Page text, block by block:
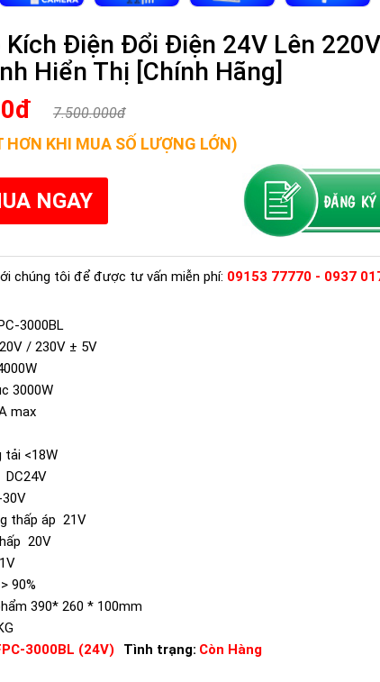
Kích Điện Đổi Điện 24V Lên
Hiển Thị [Chính Hãng]
7.500.000đ
HƠN KHI MUA SỐ LƯỢNG LỚN)
chúng tôi để được tư vấn miễn phí: 09153 77770 - 0937
3000BL
/ 230V ± 5V
3000W
max
tải <18W
thấp áp 21V
20V
90%
390* 260 * 100mm
3000BL (24V) Tình trạng: Còn Hàng